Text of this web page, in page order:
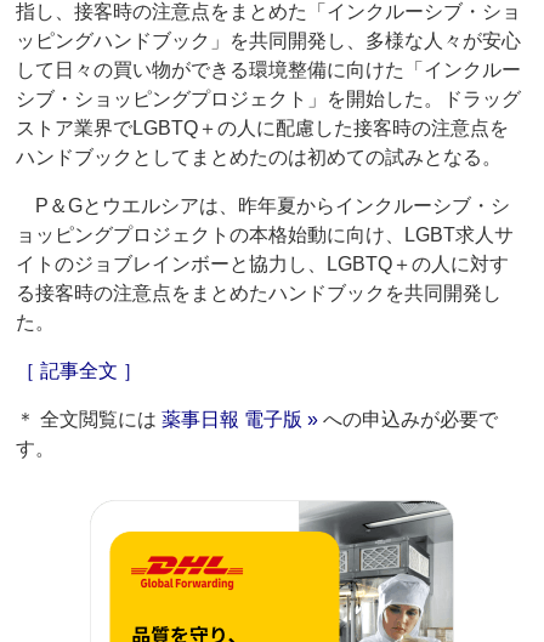
指し、接客時の注意点をまとめた「インクルーシブ・ショ
ッピングハンドブック」を共同開発し、多様な人々が安心
して日々の買い物ができる環境整備に向けた「インクルー
シブ・ショッピングプロジェクト」を開始した。ドラッグ
ストア業界でLGBTQ＋の人に配慮した接客時の注意点を
ハンドブックとしてまとめたのは初めての試みとなる。
P＆Gとウエルシアは、昨年夏からインクルーシブ・シ
ョッピングプロジェクトの本格始動に向け、LGBT求人サ
イトのジョブレインボーと協力し、LGBTQ＋の人に対す
る接客時の注意点をまとめたハンドブックを共同開発し
た。
［ 記事全文 ］
＊ 全文閲覧には薬事日報 電子版 » への申込みが必要で
す。